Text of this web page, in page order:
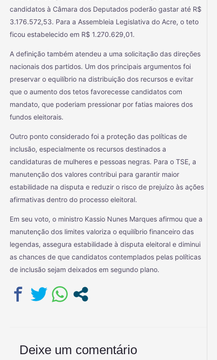
candidatos à Câmara dos Deputados poderão gastar até R$
3.176.572,53. Para a Assembleia Legislativa do Acre, o teto
ficou estabelecido em R$ 1.270.629,01.
A definição também atendeu a uma solicitação das direções
nacionais dos partidos. Um dos principais argumentos foi
preservar o equilíbrio na distribuição dos recursos e evitar
que o aumento dos tetos favorecesse candidatos com
mandato, que poderiam pressionar por fatias maiores dos
fundos eleitorais.
Outro ponto considerado foi a proteção das políticas de
inclusão, especialmente os recursos destinados a
candidaturas de mulheres e pessoas negras. Para o TSE, a
manutenção dos valores contribui para garantir maior
estabilidade na disputa e reduzir o risco de prejuízo às ações
afirmativas dentro do processo eleitoral.
Em seu voto, o ministro Kassio Nunes Marques afirmou que a
manutenção dos limites valoriza o equilíbrio financeiro das
legendas, assegura estabilidade à disputa eleitoral e diminui
as chances de que candidatos contemplados pelas políticas
de inclusão sejam deixados em segundo plano.
Deixe um comentário